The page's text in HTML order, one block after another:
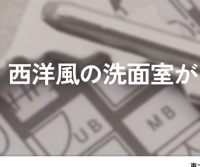
西洋風の洗面室